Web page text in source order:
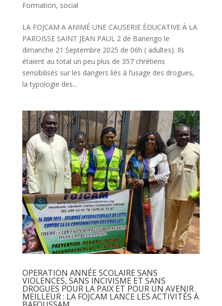
Formation, social
LA FOJCAM A ANIMÉ UNE CAUSERIE ÉDUCATIVE À LA
PAROISSE SAINT JEAN PAUL 2 de Banengo le
dimanche 21 Septembre 2025 de 06h ( adultes). Ils
étaient au total un peu plus de 357 chrétiens
sensibilisés sur les dangers liés à l’usage des drogues,
la typologie des...
OPERATION ANNÉE SCOLAIRE SANS
VIOLENCES, SANS INCIVISME ET SANS
DROGUES POUR LA PAIX ET POUR UN AVENIR
MEILLEUR : LA FOJCAM LANCE LES ACTIVITÉS À